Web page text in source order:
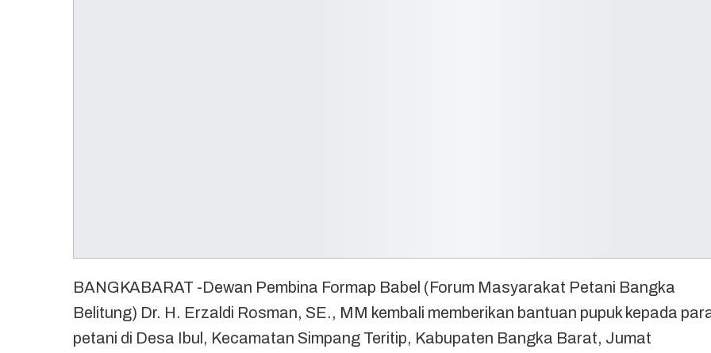
BANGKABARAT -Dewan Pembina Formap Babel (Forum Masyarakat Petani Bangka
Belitung) Dr. H. Erzaldi Rosman, SE., MM kembali memberikan bantuan pupuk kepada
petani di Desa Ibul, Kecamatan Simpang Teritip, Kabupaten Bangka Barat, Jumat